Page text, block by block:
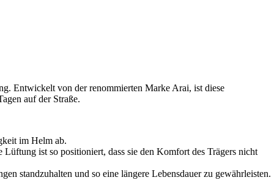
Entwickelt von der renommierten Marke Arai, ist diese
auf der Straße.
im Helm ab.
ist so positioniert, dass sie den Komfort des Trägers nicht
standzuhalten und so eine längere Lebensdauer zu gewährleisten.